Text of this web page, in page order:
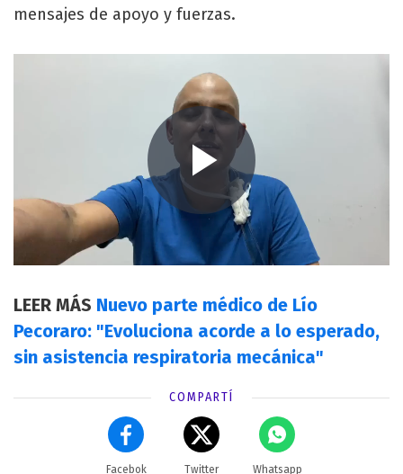
mensajes de apoyo y fuerzas.
LEER MÁS Nuevo parte médico de Lío
Pecoraro: "Evoluciona acorde a lo esperado,
sin asistencia respiratoria mecánica"
COMPARTÍ
Facebok Twitter Whatsapp